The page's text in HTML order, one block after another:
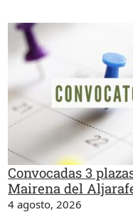
Convocadas 3
Mairena del
4 agosto, 2026